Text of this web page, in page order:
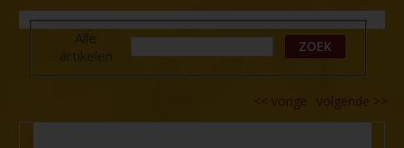
Alle
artikelen
ZOEK
volgende >>
<< vorige